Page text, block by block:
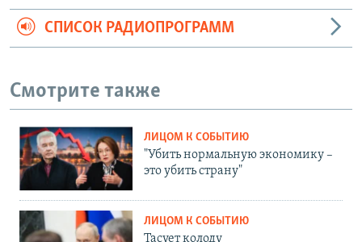
СПИСОК РАДИОПРОГРАММ
Смотрите также
ЛИЦОМ К СОБЫТИЮ
"Убить нормальную экономику –
это убить страну"
ЛИЦОМ К СОБЫТИЮ
Тасует колоду